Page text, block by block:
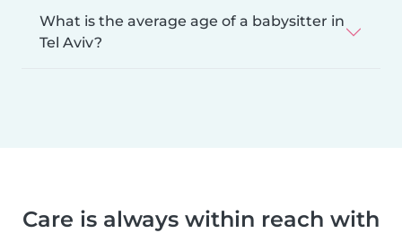
What is the average age of a babysitter in
Tel Aviv?
Care is always within reach with